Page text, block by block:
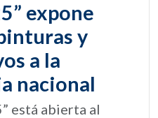
expone
y
a la
nacional
está abierta al